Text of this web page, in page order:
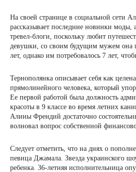
На своей странице в социальной сети
рассказывает последние новинки моды,
тревел-блоги, поскольку любит
девушки, со своим будущим мужем она
лет, однако им потребовалось 7 лет,
Тернополянка описывает себя как
прямолинейного человека, который
Ее первой работой была должность
красоты в 9 классе во время летних
Алины Френдий достаточно
волновал вопрос собственной
Следует отметить, что на днях о
певица Джамала. Звезда украинского
ребенка. 36-летняя исполнительница